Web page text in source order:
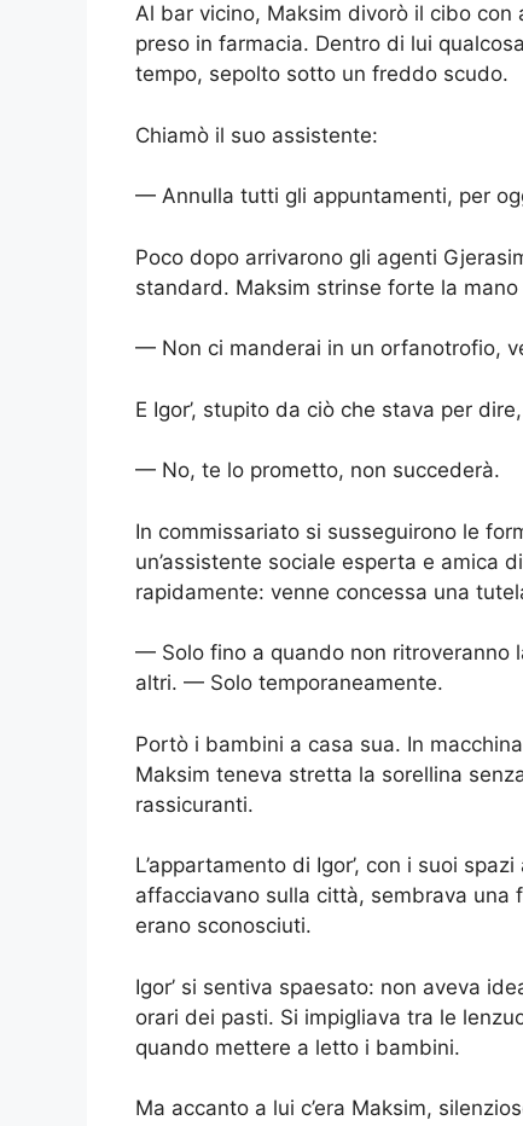
Al bar vicino, Maksim divorò il cibo con
preso in farmacia. Dentro di lui
tempo, sepolto sotto un freddo scudo.
Chiamò il suo assistente:
— Annulla tutti gli appuntamenti, per
Poco dopo arrivarono gli agenti
standard. Maksim strinse forte la mano
— Non ci manderai in un orfanotrofio,
E Igor’, stupito da ciò che stava per
— No, te lo prometto, non succederà.
In commissariato si susseguirono le
un’assistente sociale esperta e amica
rapidamente: venne concessa una
— Solo fino a quando non ritroveranno
altri. — Solo temporaneamente.
Portò i bambini a casa sua. In
Maksim teneva stretta la sorellina
rassicuranti.
L’appartamento di Igor’, con i suoi
affacciavano sulla città, sembrava una
erano sconosciuti.
Igor’ si sentiva spaesato: non aveva
orari dei pasti. Si impigliava tra le
quando mettere a letto i bambini.
Ma accanto a lui c’era Maksim,